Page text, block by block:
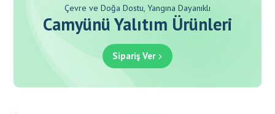
Çevre ve Doğa Dostu, Yangına Dayanıklı
Camyünü Yalıtım Ürünleri
Sipariş Ver